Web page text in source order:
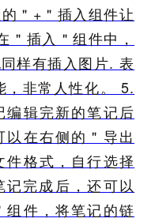
＂+＂插入组件让
插入＂组件中，
样有插入图片. 表
非常人性化。 5.
编辑完新的笔记后
在右侧的＂导出
件格式，自行选择
完成后，还可以
组件，将笔记的链